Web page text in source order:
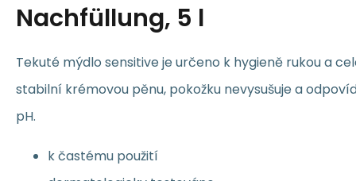
Nachfüllung, 5 l
Tekuté mýdlo sensitive je určeno k hygieně rukou a
stabilní krémovou pěnu, pokožku nevysušuje a
pH.
k častému použití